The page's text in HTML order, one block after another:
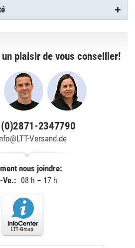
plaisir de vous conseiller!
2347790
Versand.de
nous joindre:
Ve.: 08 h – 17 h